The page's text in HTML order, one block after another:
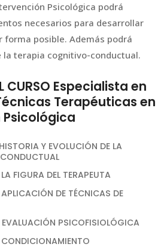
Psicológica podrá
necesarios para desarrollar
forma posible. Además podrá
la terapia cognitivo-conductual.
CURSO Especialista en
Terapéuticas en
Y EVOLUCIÓN DE LA
FIGURA DEL TERAPEUTA
DE TÉCNICAS DE
PSICOFISIOLÓGICA